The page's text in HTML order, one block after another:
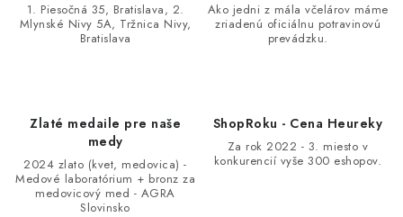
1. Piesočná 35, Bratislava, 2.
Mlynské Nivy 5A, Tržnica Nivy,
Bratislava
Ako jedni z mála včelárov máme
zriadenú oficiálnu potravinovú
prevádzku.
Zlaté medaile pre naše
medy
2024 zlato (kvet, medovica) -
Medové laboratórium + bronz za
medovicový med - AGRA
Slovinsko
ShopRoku - Cena Heureky
Za rok 2022 - 3. miesto v
konkurencií vyše 300 eshopov.